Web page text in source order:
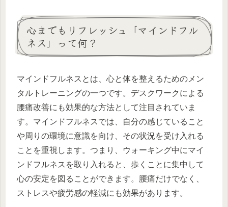
心までもリフレッシュ「マインドフル
ネス」って何？
マインドフルネスとは、心と体を整えるためのメン
タルトレーニングの一つです。デスクワークによる
腰痛改善にも効果的な方法として注目されていま
す。マインドフルネスでは、自分の感じていること
や周りの環境に意識を向け、その状況を受け入れる
ことを重視します。つまり、ウォーキング中にマイ
ンドフルネスを取り入れると、歩くことに集中して
心の安定を図ることができます。腰痛だけでなく、
ストレスや疲労感の軽減にも効果があります。